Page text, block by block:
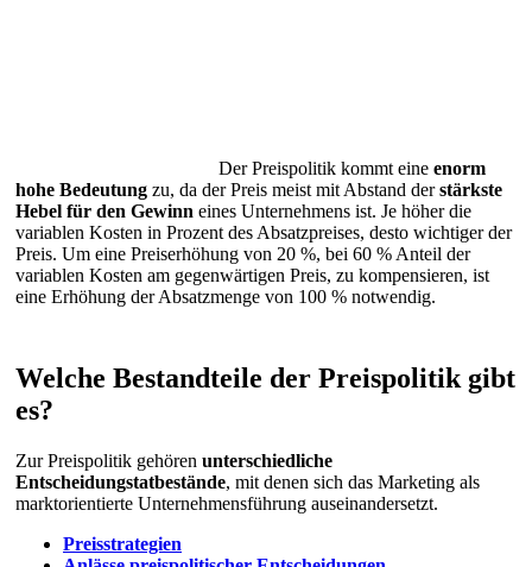
Der Preispolitik kommt eine enorm
hohe Bedeutung zu, da der Preis meist mit Abstand derstärkste
Hebel für den Gewinn eines Unternehmens ist. Je höher die
variablen Kosten in Prozent des Absatzpreises, desto wichtiger der
Preis. Um eine Preiserhöhung von 20 %, bei 60 % Anteil der
variablen Kosten am gegenwärtigen Preis, zu kompensieren, ist
eine Erhöhung der Absatzmenge von 100 % notwendig.
Welche Bestandteile der Preispolitik gibt
es?
Zur Preispolitik gehören unterschiedliche
Entscheidungstatbestände, mit denen sich das Marketing als
marktorientierte Unternehmensführung auseinandersetzt.
Preisstrategien